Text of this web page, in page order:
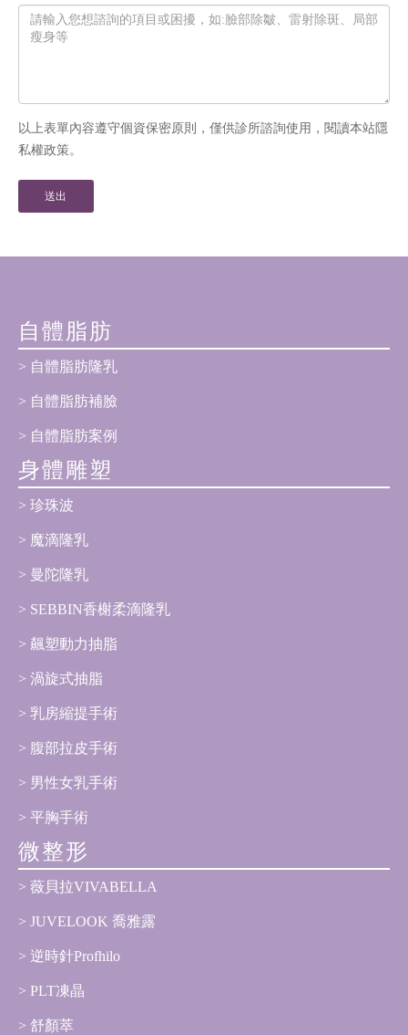
以上表單內容遵守個資保密原則，僅供診所諮詢使用，閱讀本站隱
私權政策。
自體脂肪
自體脂肪隆乳
自體脂肪補臉
自體脂肪案例
身體雕塑
珍珠波
魔滴隆乳
曼陀隆乳
SEBBIN香榭柔滴隆乳
飆塑動力抽脂
渦旋式抽脂
乳房縮提手術
腹部拉皮手術
男性女乳手術
平胸手術
微整形
薇貝拉VIVABELLA
JUVELOOK 喬雅露
逆時針Profhilo
PLT凍晶
舒顏萃